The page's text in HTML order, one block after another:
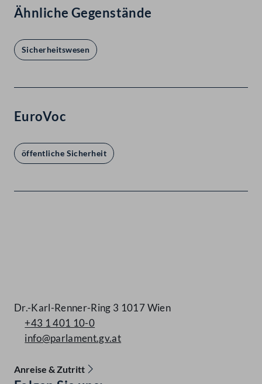
Ähnliche Gegenstände
Sicherheitswesen
EuroVoc
öffentliche Sicherheit
Dr.-Karl-Renner-Ring 3 1017 Wien
+43 1 401 10-0
info@parlament.gv.at
Anreise & Zutritt